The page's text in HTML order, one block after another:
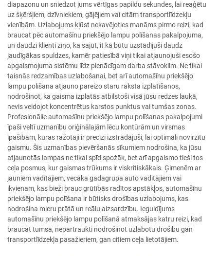
diapazonu un sniedzot jums vērtīgas papildu sekundes, lai reaģētu
uz šķēršļiem, dzīvniekiem, gājējiem vai citām transportlīdzekļu
vienībām. Uzlabojums kļūst nekavējoties manāms pirmo reizi, kad
braucat pēc automašīnu priekšējo lampu polīšanas pakalpojuma,
un daudzi klienti ziņo, ka sajūt, it kā būtu uzstādījuši daudz
jaudīgākas spuldzes, kamēr patiesībā viņi tikai atjaunojuši esošo
apgaismojuma sistēmu līdz pienācīgam darba stāvoklim. Ne tikai
taisnās redzamības uzlabošanai, bet arī automašīnu priekšējo
lampu polīšana atjauno pareizo staru raksta izplatīšanos,
nodrošinot, ka gaisma izplatās atbilstoši visā jūsu redzes laukā,
nevis veidojot koncentrētus karstos punktus vai tumšas zonas.
Profesionālie automašīnu priekšējo lampu polīšanas pakalpojumi
īpaši veltī uzmanību oriģinālajām lēcu kontūrām un virsmas
īpašībām, kuras ražotāji ir precīzi izstrādājuši, lai optimāli novirzītu
gaismu. Šis uzmanības pievēršanās sīkumiem nodrošina, ka jūsu
atjaunotās lampas ne tikai spīd spožāk, bet arī apgaismo tieši tos
ceļa posmus, kur gaismas trūkums ir viskritiskākais. Ģimenēm ar
jauniem vadītājiem, vecāka gadagrupa auto vadītājiem vai
ikvienam, kas bieži brauc grūtībās radītos apstākļos, automašīnu
priekšējo lampu polīšana ir būtisks drošības uzlabojums, kas
nodrošina mieru prātā un reālu aizsardzību. Ieguldījums
automašīnu priekšējo lampu polīšanā atmaksājas katru reizi, kad
braucat tumsā, nepārtraukti nodrošinot uzlabotu drošību gan
transportlīdzekļa pasažieriem, gan citiem ceļa lietotājiem.